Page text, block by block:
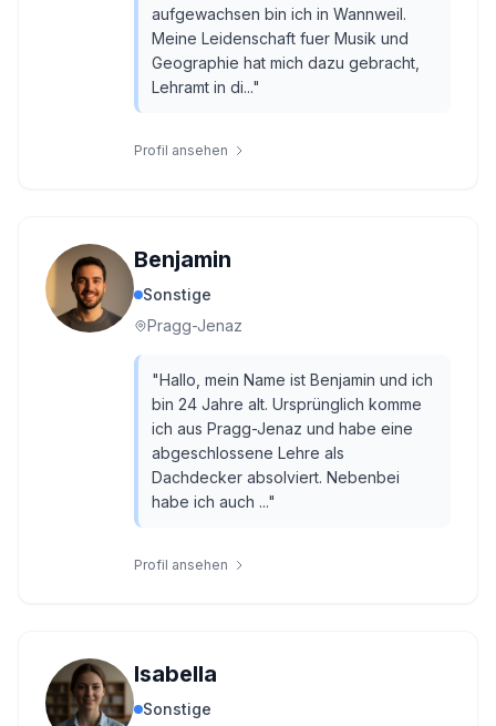
aufgewachsen bin ich in Wannweil.
Meine Leidenschaft fuer Musik und
Geographie hat mich dazu gebracht,
Lehramt in di..."
Profil ansehen
Benjamin
Sonstige
Pragg-Jenaz
"Hallo, mein Name ist Benjamin und ich
bin 24 Jahre alt. Ursprünglich komme
ich aus Pragg-Jenaz und habe eine
abgeschlossene Lehre als
Dachdecker absolviert. Nebenbei
habe ich auch ..."
Profil ansehen
Isabella
Sonstige